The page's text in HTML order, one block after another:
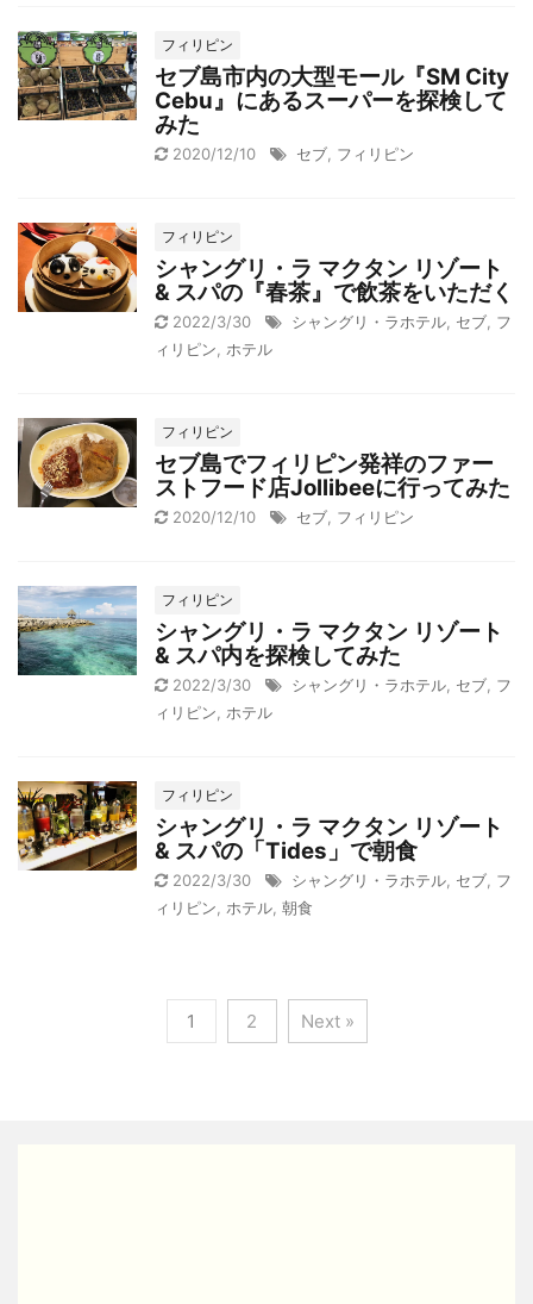
フィリピン
セブ島市内の大型モール『SM City
Cebu』にあるスーパーを探検して
みた
2020/12/10 セブ フィリピン
フィリピン
シャングリ・ラ マクタン リゾート
& スパの『春茶』で飲茶をいただく
2022/3/30 シャングリ・ラホテル セブ フ
ィリピン
ホテル
フィリピン
セブ島でフィリピン発祥のファー
ストフード店Jollibeeに行ってみた
2020/12/10 セブ フィリピン
フィリピン
シャングリ・ラ マクタン リゾート
& スパ内を探検してみた
2022/3/30 シャングリ・ラホテル セブ フ
ィリピン
ホテル
フィリピン
シャングリ・ラ マクタン リゾート
& スパの「Tides」で朝食
2022/3/30 シャングリ・ラホテル セブ フ
ィリピン
ホテル 朝食
1 2 Next »